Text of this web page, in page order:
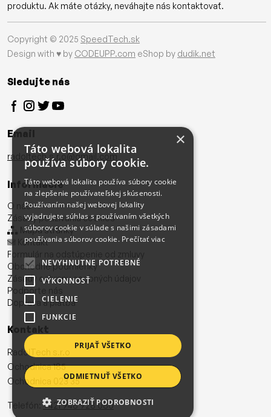
produktu. Ak máte otázky, neváhajte nás kontaktovať.
Copyright © 2025 SpeedTech.sk
Design with ♥ by CODEUPP.com eShop by dudik.net
Sledujte nás
Email
radoltech.s.r.o@gmail.com
Informácie
O nás
Zásady používania cookies
Mapa stránky
Kontakt
Formulár na odstúpenie od zmluvy
Obchodné podmienky
Zásady ochrany osobných údajov
Podporte nás
Doprava a platba
Kontakt
RadolTech s.r.o
Ochodnica 185
Ochodnica 023 35
Telefón:+421 948 928 080
×
Táto webová lokalita
používa súbory cookie.
Táto webová lokalita používa súbory cookie
na zlepšenie používateľskej skúsenosti.
Používaním našej webovej lokality
vyjadrujete súhlas s používaním všetkých
súborov cookie v súlade s našimi zásadami
používania súborov cookie. Prečítať viac
NEVYHNUTNE POTREBNÉ
VÝKONNOSŤ
CIELENIE
FUNKCIE
PRIJAŤ VŠETKO
ODMIETNUŤ VŠETKO
ZOBRAZIŤ PODROBNOSTI